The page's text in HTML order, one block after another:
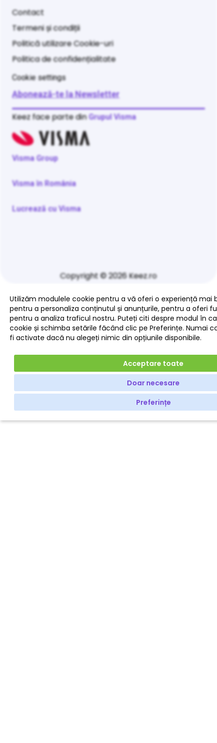
Contact
Termeni și condiții
Politică utilizare Cookie-uri
Politica de confidențialitate
Cookie settings
Abonează-te la Newsletter
Keez face parte dinGrupul Visma
Visma Group
Visma în România
Lucrează cu Visma
Copyright © 2026 Keez.ro